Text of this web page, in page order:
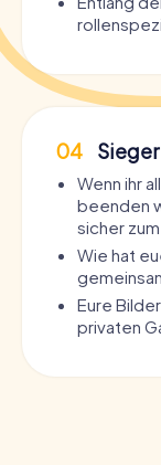
04
Wenn ihr
beenden
sicher
Wie hat
Eure
privaten